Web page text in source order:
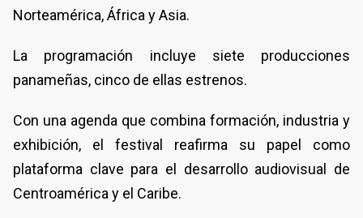
Norteamérica, África y Asia.
La programación incluye siete producciones
panameñas, cinco de ellas estrenos.
Con una agenda que combina formación, industria y
exhibición, el festival reafirma su papel como
plataforma clave para el desarrollo audiovisual de
Centroamérica y el Caribe.